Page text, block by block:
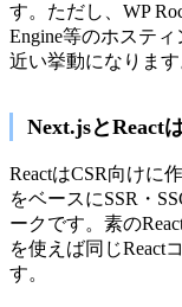
す。ただし、WP
Engine等のホステ
近い挙動になります
Next.jsとReact
ReactはCSR向けに
をベースにSSR・
ークです。素の
を使えば同じReact
す。